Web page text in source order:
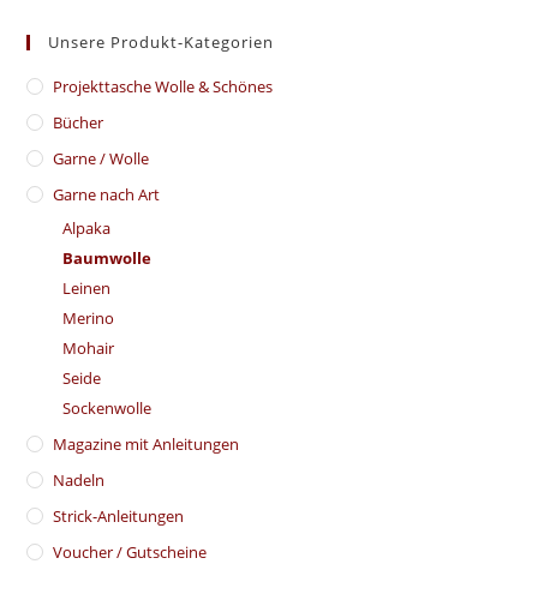
Unsere Produkt-Kategorien
​Projekttasche Wolle & Schönes
Bücher
Garne / Wolle
Garne nach Art
Alpaka
Baumwolle
Leinen
Merino
Mohair
Seide
Sockenwolle
Magazine mit Anleitungen
Nadeln
Strick-Anleitungen
Voucher / Gutscheine